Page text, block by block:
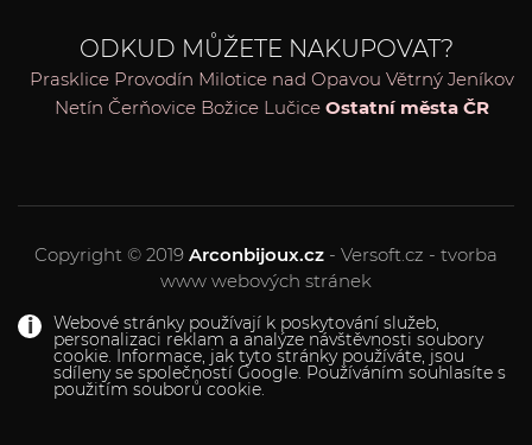
Webové stránky používají k poskytování služeb,
personalizaci reklam a analýze návštěvnosti soubory
cookie. Informace, jak tyto stránky používáte, jsou
sdíleny se společností Google. Používáním souhlasíte s
použitím souborů cookie.
ODKUD MŮŽETE NAKUPOVAT?
Prasklice Provodín Milotice nad Opavou Větrný Jeníkov
Netín Čerňovice Božice Lučice Ostatní města ČR
Copyright © 2019 Arconbijoux.cz - Versoft.cz - tvorba
www webových stránek